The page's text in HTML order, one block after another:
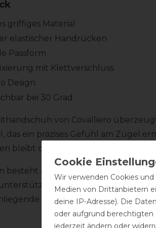
griffiges Material
elastischer Handrücken
Passform
mit Klettverschluss
Design
bei 30 Grad
von Covalliero
das ein präzises Gefühl am Zügel
bleibt die Kontrolle fein und direkt.
besteht aus elastischem,
und für ein angenehmes
Passform gewährleistet
Wir verwenden Cookies
Medien von Drittanbietern
deine IP-Adresse). Die
oder aufgrund berechtigten
jederzeit ändern oder